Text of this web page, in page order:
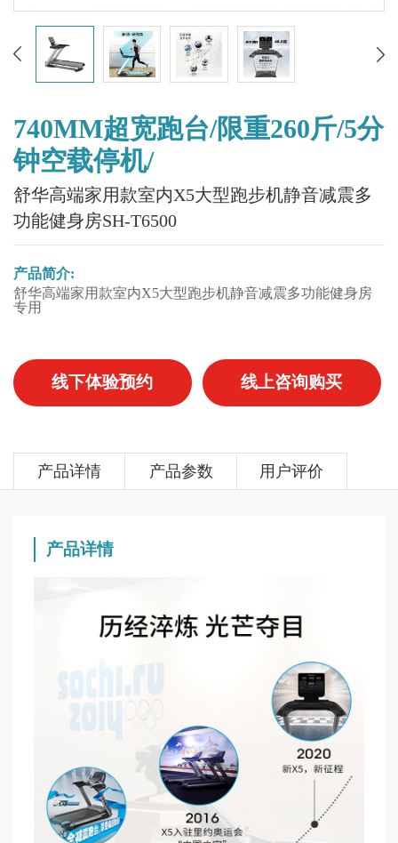
740MM超宽跑台/限重260斤/5分
钟空载停机/
舒华高端家用款室内X5大型跑步机静音减震多
功能健身房SH-T6500
产品简介:
舒华高端家用款室内X5大型跑步机静音减震多功能健身房
专用
线下体验预约 线上咨询购买
产品详情 产品参数 用户评价
产品详情